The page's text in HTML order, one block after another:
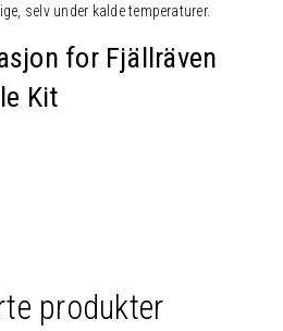
selv under kalde temperaturer.
for Fjällräven
Kit
produkter